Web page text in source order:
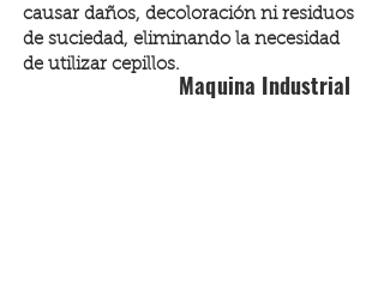
causar daños, decoloración ni residuos
de suciedad, eliminando la necesidad
de utilizar cepillos.
Maquina Industrial